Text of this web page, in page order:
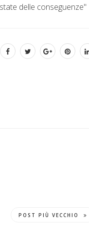
delle conseguenze"
POST PIÙ VECCHIO